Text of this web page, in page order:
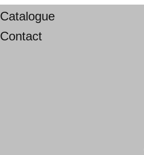
Catalogue
Contact